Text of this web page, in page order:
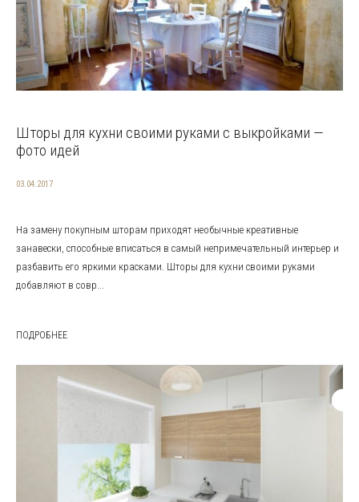
Шторы для кухни своими руками с выкройками —
фото идей
03.04.2017
На замену покупным шторам приходят необычные креативные
занавески, способные вписаться в самый непримечательный интерьер и
разбавить его яркими красками. Шторы для кухни своими руками
добавляют в совр...
ПОДРОБНЕЕ